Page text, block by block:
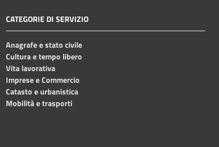
CATEGORIE DI SERVIZIO
Anagrafe e stato civile
Cultura e tempo libero
Vita lavorativa
Imprese e Commercio
Catasto e urbanistica
Mobilità e trasporti